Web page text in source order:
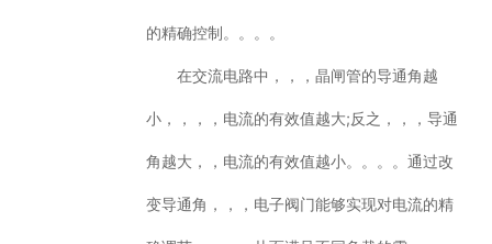
的精确控制。。。。
在交流电路中，，，晶闸管的导通角越
小，，，，电流的有效值越大;反之，，，导通
角越大，，电流的有效值越小。。。。通过改
变导通角，，，电子阀门能够实现对电流的精